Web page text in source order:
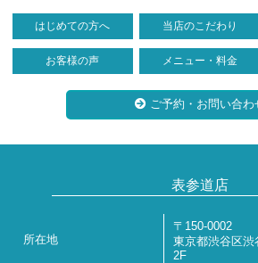
はじめての方へ 当店のこだわり
お客様の声 メニュー・料金
ご予約・お問い合わ
表参道店
所在地
〒150-0002
東京都渋谷区渋
2F